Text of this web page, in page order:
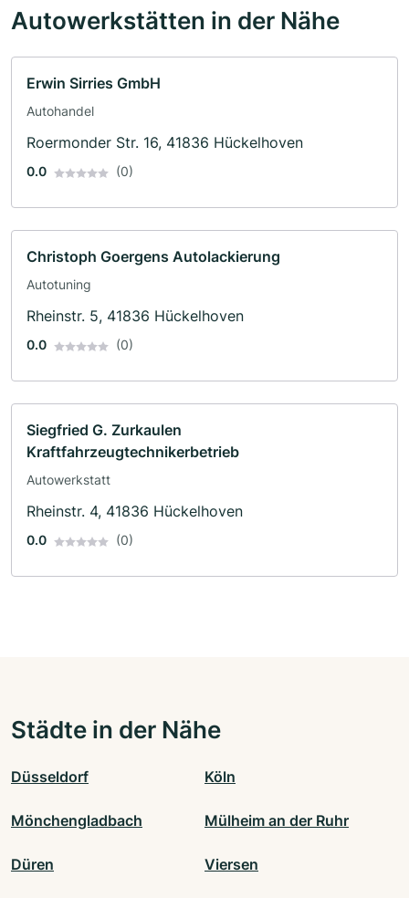
Autowerkstätten in der Nähe
Erwin Sirries GmbH
Autohandel
Roermonder Str. 16, 41836 Hückelhoven
0.0 (0)
Christoph Goergens Autolackierung
Autotuning
Rheinstr. 5, 41836 Hückelhoven
0.0 (0)
Siegfried G. Zurkaulen
Kraftfahrzeugtechnikerbetrieb
Autowerkstatt
Rheinstr. 4, 41836 Hückelhoven
0.0 (0)
Städte in der Nähe
Düsseldorf Köln
Mönchengladbach Mülheim an der Ruhr
Düren Viersen